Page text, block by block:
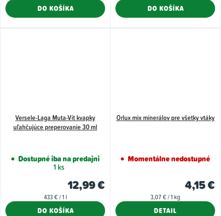
DO KOŠÍKA DO KOŠÍKA
Versele-Laga Muta-Vit kvapky
uľahčujúce preperovanie 30 ml
Dostupné iba na predajni
1 ks
12,99 €
Jednotková
433 € / 1 l
DO KOŠÍKA
Orlux mix minerálov pre všetky vtáky
Momentálne nedostupné
4,15 €
Jednotková
3,07 € / 1 kg
DETAIL